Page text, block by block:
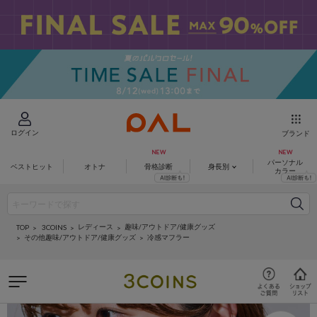
ログイン ブランド
ベストヒット オトナ 骨格診断 身長別
パーソナル
カラー
TOP 3COINS レディース
趣味/アウトドア/健康グッズ
その他趣味/アウトドア/健康グッズ
冷感マフラー